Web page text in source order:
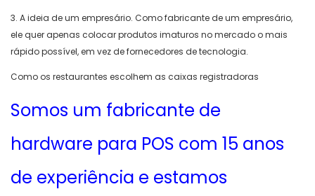
3. A ideia de um empresário. Como fabricante de um empresário,
ele quer apenas colocar produtos imaturos no mercado o mais
rápido possível, em vez de fornecedores de tecnologia.
Como os restaurantes escolhem as caixas registradoras
Somos um fabricante de
hardware para POS com 15 anos
de experiência e estamos